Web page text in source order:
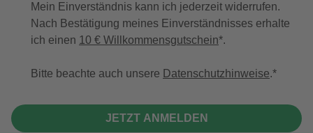
Mein Einverständnis kann ich jederzeit widerrufen.
Nach Bestätigung meines Einverständnisses erhalte
ich einen 10 € Willkommensgutschein*.
Bitte beachte auch unsere Datenschutzhinweise.
JETZT ANMELDEN